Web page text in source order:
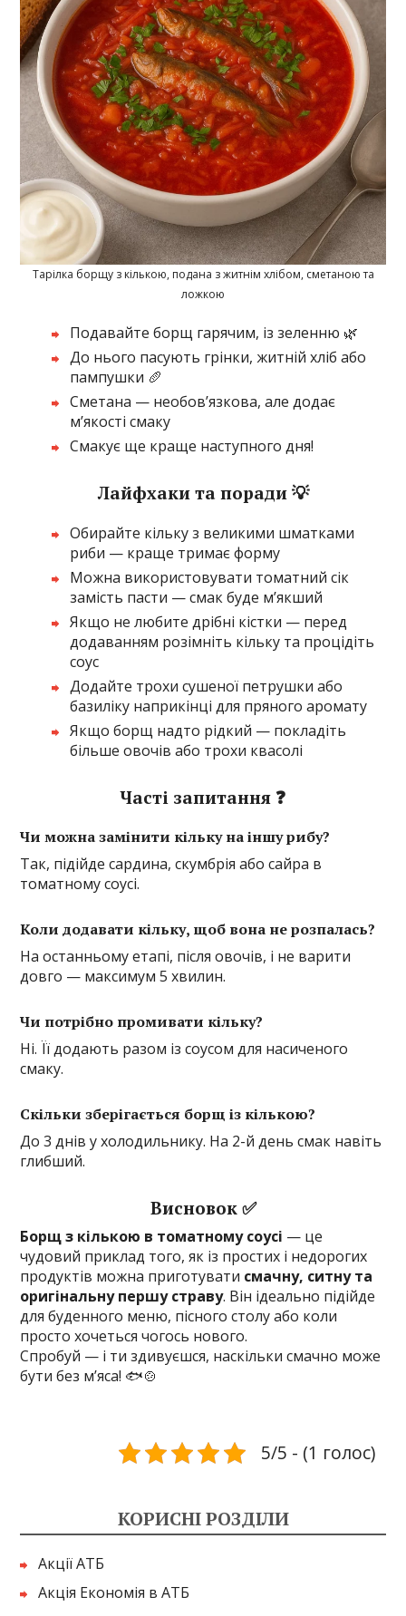
Тарілка борщу з кількою, подана з житнім хлібом, сметаною та
ложкою
Подавайте борщ гарячим, із зеленню 🌿
До нього пасують грінки, житній хліб або
пампушки 🥖
Сметана — необов’язкова, але додає
м’якості смаку
Смакує ще краще наступного дня!
Лайфхаки та поради 💡
Обирайте кільку з великими шматками
риби — краще тримає форму
Можна використовувати томатний сік
замість пасти — смак буде м’якший
Якщо не любите дрібні кістки — перед
додаванням розімніть кільку та процідіть
соус
Додайте трохи сушеної петрушки або
базиліку наприкінці для пряного аромату
Якщо борщ надто рідкий — покладіть
більше овочів або трохи квасолі
Часті запитання ❓
Чи можна замінити кільку на іншу рибу?
Так, підійде сардина, скумбрія або сайра в
томатному соусі.
Коли додавати кільку, щоб вона не розпалась?
На останньому етапі, після овочів, і не варити
довго — максимум 5 хвилин.
Чи потрібно промивати кільку?
Ні. Її додають разом із соусом для насиченого
смаку.
Скільки зберігається борщ із кількою?
До 3 днів у холодильнику. На 2-й день смак навіть
глибший.
Висновок ✅
Борщ з кількою в томатному соусі — це
чудовий приклад того, як із простих і недорогих
продуктів можна приготувати смачну, ситну та
оригінальну першу страву. Він ідеально підійде
для буденного меню, пісного столу або коли
просто хочеться чогось нового.
Спробуй — і ти здивуєшся, наскільки смачно може
бути без м’яса! 🐟🍲
5/5 - (1 голос)
КОРИСНІ РОЗДІЛИ
Акції АТБ
Акція Економія в АТБ